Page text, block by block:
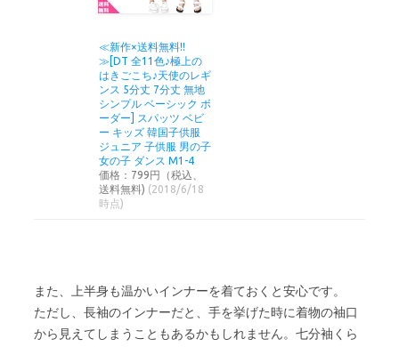
≪新作×送料無料!!
≫[DT 全11色♪極上の
はきごこち♪天使のレギ
ンス 5分丈 7分丈 無地
シンプル ベーシック ボ
ーダー] スパッツ ベビ
ー キッズ 韓国子供服
ジュニア 子供服 男の子
女の子 ダンス M1-4
価格：799円（税込、
送料無料) (2018/6/18
時点)
また、上半身も温かいインナーを着ておくと安心です。
ただし、長袖のインナーだと、手を挙げた時に着物の袖口
から見えてしまうこともあるかもしれません。七分袖くら